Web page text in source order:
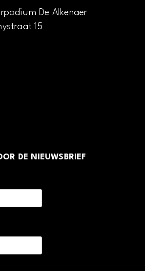
De Alkenaer
15
DE NIEUWSBRIEF